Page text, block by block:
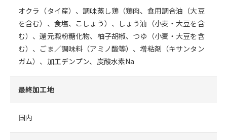
オクラ（タイ産）、調味蒸し鶏（鶏肉、食用調合油（大豆
を含む）、食塩、こしょう）、しょう油（小麦・大豆を含
む）、還元澱粉糖化物、柚子胡椒、つゆ（小麦・大豆を含
む）、ごま／調味料（アミノ酸等）、増粘剤（キサンタン
ガム）、加工デンプン、炭酸水素Na
最終加工地
国内